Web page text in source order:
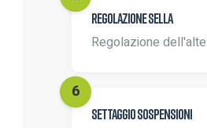
Regolazione sella
Regolazione
Settaggio sospensioni